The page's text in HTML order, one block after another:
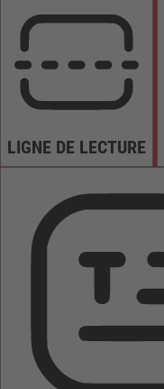
LIGNE DE LECTURE